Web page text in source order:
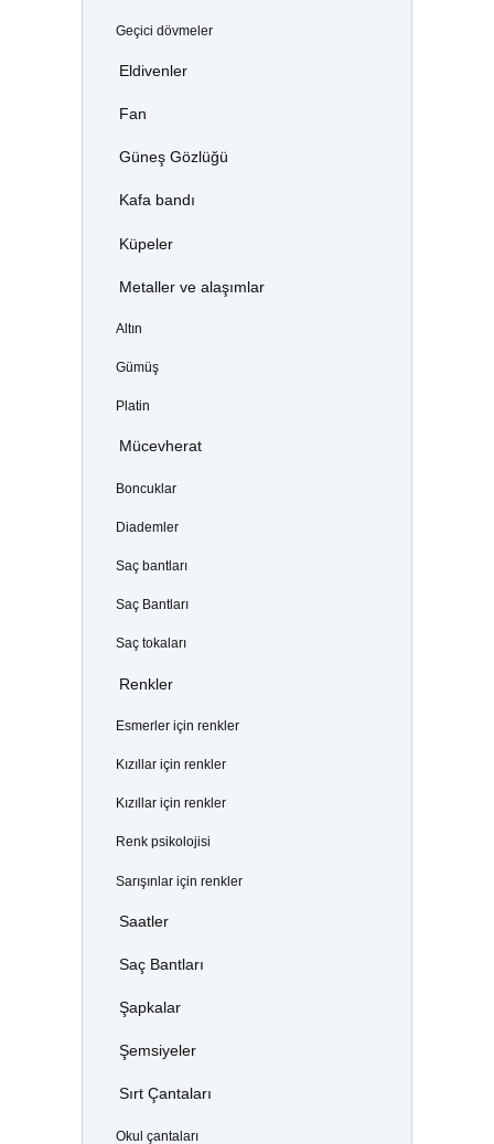
Geçici dövmeler
Eldivenler
Fan
Güneş Gözlüğü
Kafa bandı
Küpeler
Metaller ve alaşımlar
Altın
Gümüş
Platin
Mücevherat
Boncuklar
Diademler
Saç bantları
Saç Bantları
Saç tokaları
Renkler
Esmerler için renkler
Kızıllar için renkler
Kızıllar için renkler
Renk psikolojisi
Sarışınlar için renkler
Saatler
Saç Bantları
Şapkalar
Şemsiyeler
Sırt Çantaları
Okul çantaları